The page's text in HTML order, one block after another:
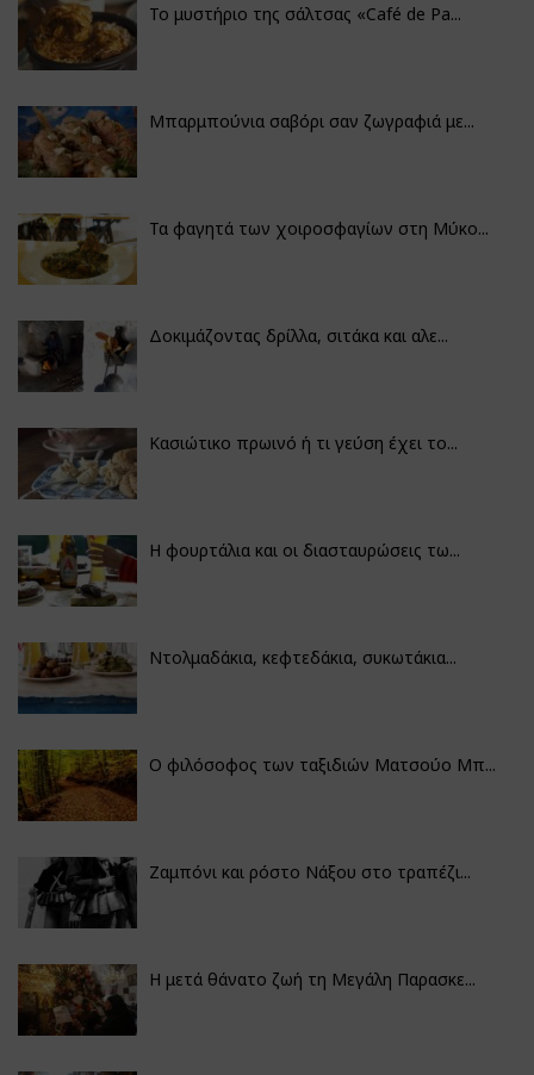
Το μυστήριο της σάλτσας «Café de Pa...
Μπαρμπούνια σαβόρι σαν ζωγραφιά με...
Τα φαγητά των χοιροσφαγίων στη Μύκο...
Δοκιμάζοντας δρίλλα, σιτάκα και αλε...
Κασιώτικο πρωινό ή τι γεύση έχει το...
Η φουρτάλια και οι διασταυρώσεις τω...
Ντολμαδάκια, κεφτεδάκια, συκωτάκια...
Ο φιλόσοφος των ταξιδιών Ματσούο Μπ...
Ζαμπόνι και ρόστο Νάξου στο τραπέζι...
Η μετά θάνατο ζωή τη Μεγάλη Παρασκε...